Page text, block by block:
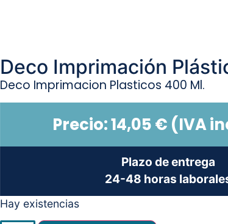
Deco Imprimación
Deco Imprimacion Plasticos 400 Ml.
Precio:14,05€ (IVA
Plazo de entrega
24-48 horas
Hay existencias